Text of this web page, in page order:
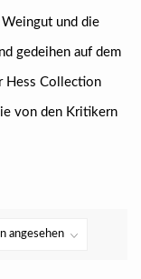
und die
gedeihen auf dem
Hess Collection
von den Kritikern